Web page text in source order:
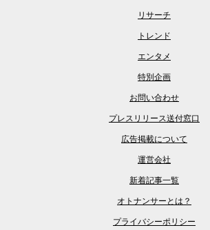
リサーチ
トレンド
エンタメ
特別企画
お問い合わせ
プレスリリース送付窓口
広告掲載について
運営会社
新着記事一覧
オトナンサーとは？
プライバシーポリシー